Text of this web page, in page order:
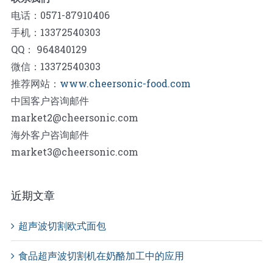
电话：0571-87910406
手机：13372540303
QQ： 964840129
微信：13372540303
推荐网站： www.cheersonic-food.com
中国客户咨询邮件
market2@cheersonic.com
海外客户咨询邮件
market3@cheersonic.com
近期文章
超声波切割欧式面包
食品超声波切割机在奶酪加工中的应用